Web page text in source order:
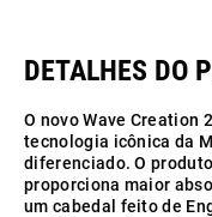
O novo Wave Creation
tecnologia icônica da
diferenciado. O
proporciona maior
um cabedal feito de